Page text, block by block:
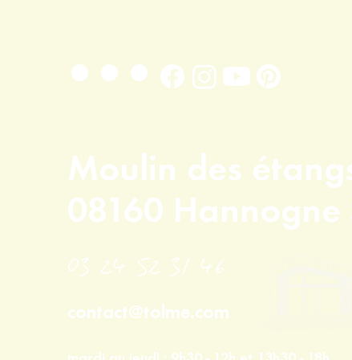
...
Moulin des
08160
03 24 52 31 46
contact@tolme.com